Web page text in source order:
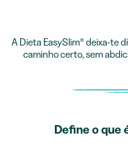
A Dieta EasySlim® deixa-te
caminho certo, sem
Define o que